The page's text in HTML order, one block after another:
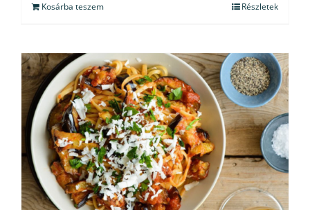
Kosárba teszem Részletek